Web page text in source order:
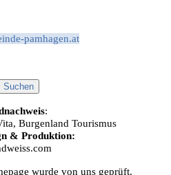
pamhagen.at
:
Burgenland Tourismus
& Produktion:
wurde von uns geprüft.